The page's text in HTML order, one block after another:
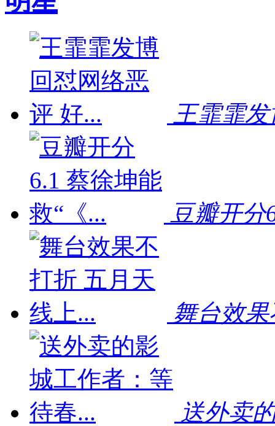
王霏霏
豆瓣开分
舞台效
送外卖